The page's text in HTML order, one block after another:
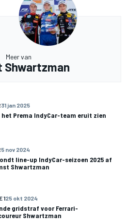
Meer van
Shwartzman
31 jan 2025
Prema IndyCar-team eruit zien
5 nov 2024
line-up IndyCar-seizoen 2025 af
Shwartzman
125 okt 2024
gridstraf voor Ferrari-
Shwartzman